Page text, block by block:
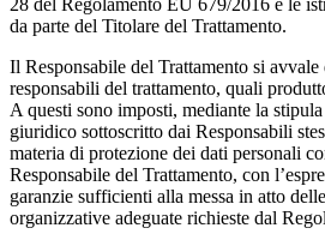
da parte del Titolare del Trattamento.
Il Responsabile del Trattamento si
responsabili del trattamento, quali
A questi sono imposti, mediante la
giuridico sottoscritto dai Responsabili
materia di protezione dei dati personali
Responsabile del Trattamento, con
garanzie sufficienti alla messa in atto
organizzative adeguate richieste dal